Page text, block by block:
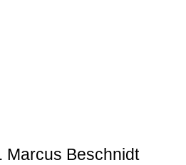
Marcus Beschnidt